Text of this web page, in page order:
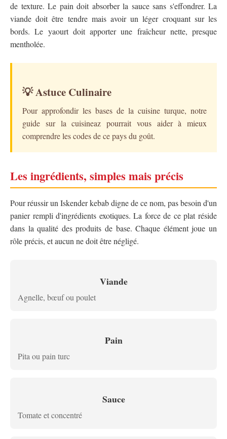
de texture. Le pain doit absorber la sauce sans s'effondrer. La
viande doit être tendre mais avoir un léger croquant sur les
bords. Le yaourt doit apporter une fraîcheur nette, presque
mentholée.
💡 Astuce Culinaire
Pour approfondir les bases de la cuisine turque, notre
guide sur la cuisineaz pourrait vous aider à mieux
comprendre les codes de ce pays du goût.
Les ingrédients, simples mais précis
Pour réussir un Iskender kebab digne de ce nom, pas besoin d'un
panier rempli d'ingrédients exotiques. La force de ce plat réside
dans la qualité des produits de base. Chaque élément joue un
rôle précis, et aucun ne doit être négligé.
Viande
Agnelle, bœuf ou poulet
Pain
Pita ou pain turc
Sauce
Tomate et concentré